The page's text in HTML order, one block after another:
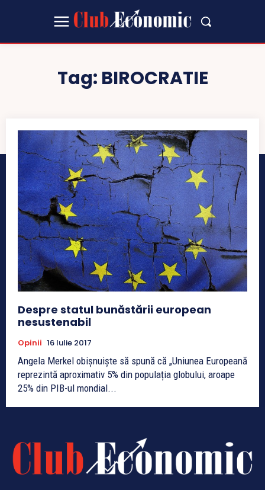
Tag: BIROCRATIE
Despre statul bunăstării european
nesustenabil
Opinii 16 Iulie 2017
Angela Merkel obișnuiște să spună că „Uniunea Europeană
reprezintă aproximativ 5% din populația globului, aroape
25% din PIB-ul mondial...